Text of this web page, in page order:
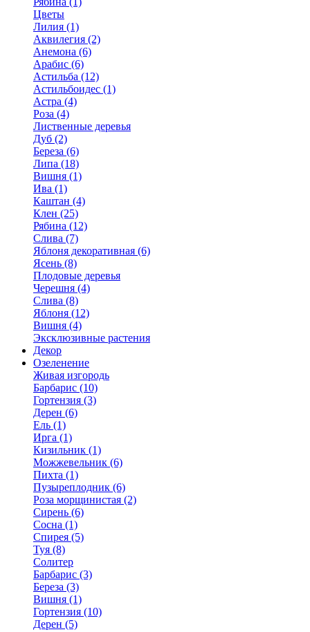
Цветы
Лилия (1)
Аквилегия (2)
Анемона (6)
Арабис (6)
Астильба (12)
Астильбоидес (1)
Астра (4)
Роза (4)
Лиственные деревья
Дуб (2)
Береза (6)
Липа (18)
Вишня (1)
Ива (1)
Каштан (4)
Клен (25)
Рябина (12)
Слива (7)
Яблоня декоративная (6)
Ясень (8)
Плодовые деревья
Черешня (4)
Слива (8)
Яблоня (12)
Вишня (4)
Эксклюзивные растения
Декор
Озеленение
Живая изгородь
Барбарис (10)
Гортензия (3)
Дерен (6)
Ель (1)
Ирга (1)
Кизильник (1)
Можжевельник (6)
Пихта (1)
Пузыреплодник (6)
Роза морщинистая (2)
Сирень (6)
Сосна (1)
Спирея (5)
Туя (8)
Солитер
Барбарис (3)
Береза (3)
Вишня (1)
Гортензия (10)
Дерен (5)